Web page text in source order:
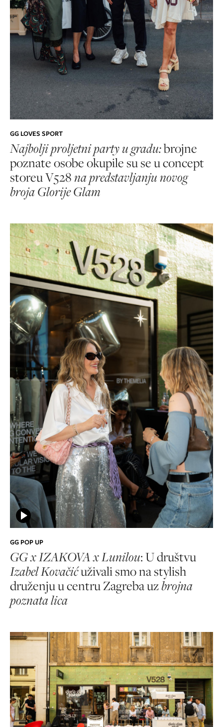
GG LOVES SPORT
Najbolji proljetni party u gradu:brojne
poznate osobe okupile su se u concept
storeu V528na predstavljanju novog
broja Glorije Glam
GG POP UP
GG x IZAKOVA x Lunilou: U društvu
Izabel Kovačićuživali smo na stylish
druženju u centru Zagreba uzbrojna
poznata lica